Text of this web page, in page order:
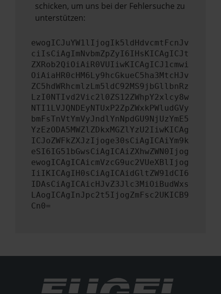
schicken, um uns bei der Fehlersuche zu
unterstützen:
ewogICJuYW1lIjogIk5ldHdvcmtFcnJv
ciIsCiAgImNvbmZpZyI6IHsKICAgICJt
ZXRob2QiOiAiR0VUIiwKICAgICJ1cmwi
OiAiaHR0cHM6Ly9hcGkueC5ha3MtcHJv
ZC5hdWRhcmlzLm5ldC92MS9jbGllbnRz
LzI0NTIvd2Vic2l0ZS12ZWhpY2xlcy8w
NTI1LVJQNDEyNTUxP2ZpZWxkPWludGVy
bmFsTnVtYmVyJndlYnNpdGU9NjUzYmE5
YzEzODA5MWZlZDkxMGZlYzU2IiwKICAg
ICJoZWFkZXJzIjoge30sCiAgICAiYm9k
eSI6IG51bGwsCiAgICAiZXhwZWN0Ijog
ewogICAgICAicmVzcG9uc2VUeXBlIjog
IiIKICAgIH0sCiAgICAidGltZW91dCI6
IDAsCiAgICAicHJvZ3Jlc3MiOiBudWxs
LAogICAgInJpc2t5IjogZmFsc2UKICB9
Cn0=